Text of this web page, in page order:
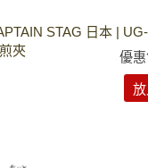
STAG 日本 |
夾
優